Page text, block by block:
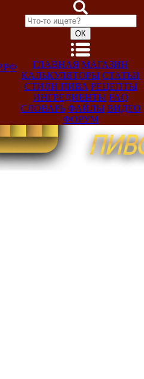
ГЛАВНАЯ МАГАЗИН
КАЛЬКУЛЯТОРЫ СТАТЬИ
СТИЛИ ПИВА РЕЦЕПТЫ
ИНГРЕДИЕНТЫ FAQ
СЛОВАРЬ ФАЙЛЫ ВИДЕО
ФОРУМ